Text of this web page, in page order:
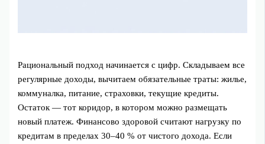
Рациональный подход начинается с цифр. Складываем все
регулярные доходы, вычитаем обязательные траты: жилье,
коммуналка, питание, страховки, текущие кредиты.
Остаток — тот коридор, в котором можно размещать
новый платеж. Финансово здоровой считают нагрузку по
кредитам в пределах 30–40 % от чистого дохода. Если